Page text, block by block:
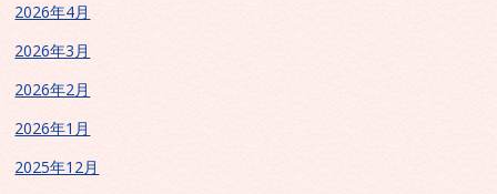
2026年4月
2026年3月
2026年2月
2026年1月
2025年12月